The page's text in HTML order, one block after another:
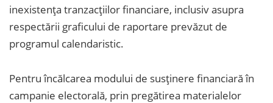
inexistența tranzacțiilor financiare, inclusiv asupra
respectării graficului de raportare prevăzut de
programul calendaristic.
Pentru încălcarea modului de susținere financiară în
campanie electorală, prin pregătirea materialelor